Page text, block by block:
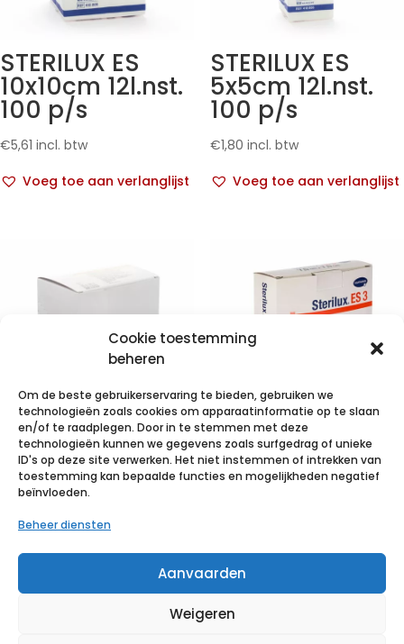
Cookie toestemming
beheren
Om de beste gebruikerservaring te bieden, gebruiken we
technologieën zoals cookies om apparaatinformatie op te slaan
en/of te raadplegen. Door in te stemmen met deze
technologieën kunnen we gegevens zoals surfgedrag of unieke
ID's op deze site verwerken. Het niet instemmen of intrekken van
toestemming kan bepaalde functies en mogelijkheden negatief
beïnvloeden.
Beheer diensten
Aanvaarden
Weigeren
STERILUX ES
10x10cm 12l.nst.
100 p/s
€5,61 incl. btw
Voeg toe aan verlanglijst
STERILUX ES
5x5cm 12l.nst.
100 p/s
€1,80 incl. btw
Voeg toe aan verlanglijst
STERILUX ES
7,5×7,5cm 8l.st.
25×2 p/s
Voeg toe aan verlanglijst
STERILUX ES3-
7,5×7,5cm 8pl
Voeg toe aan verlanglijst